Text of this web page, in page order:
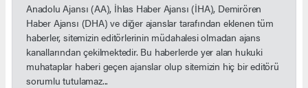
Anadolu Ajansı (AA), İhlas Haber Ajansı (İHA), Demirören
Haber Ajansı (DHA) ve diğer ajanslar tarafından eklenen tüm
haberler, sitemizin editörlerinin müdahalesi olmadan ajans
kanallarından çekilmektedir. Bu haberlerde yer alan hukuki
muhataplar haberi geçen ajanslar olup sitemizin hiç bir editörü
sorumlu tutulamaz...